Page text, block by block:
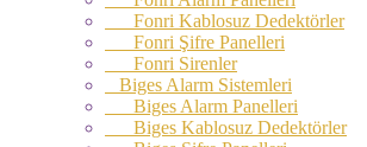
Fonri Kablosuz Dedektörler
Fonri Şifre Panelleri
Fonri Sirenler
Biges Alarm Sistemleri
Biges Alarm Panelleri
Biges Kablosuz Dedektörler